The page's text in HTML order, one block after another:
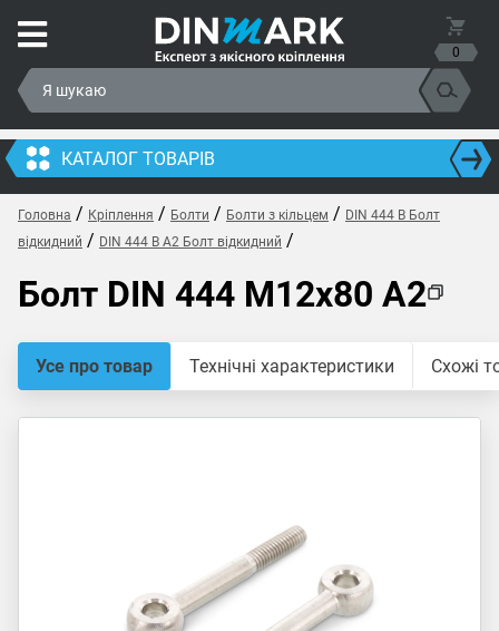
0
КАТАЛОГ ТОВАРІВ
Головна / Кріплення / Болти / Болти з кільцем / DIN 444 B Болт
відкидний / DIN 444 B A2 Болт відкидний /
Болт DIN 444 M12x80 A2
Усе про товар Технічні характеристики Схожі